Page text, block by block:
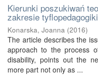
Kierunki poszukiwań
zakresie tyflopedagogiki
Konarska, Joanna (2016)
The article describes the
approach to the process
disability, points out the
more part not only as ...